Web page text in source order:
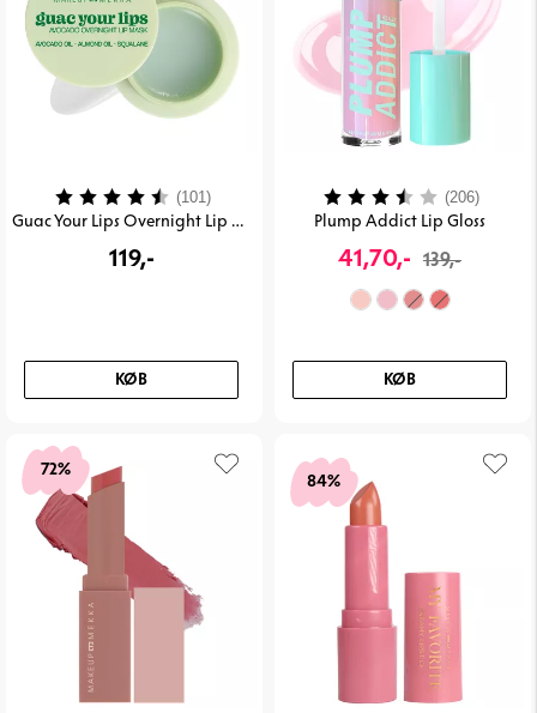
Guac Your Lips Overnight Lip Mask
119,-
KØB
Vurdering: (101) 4.3 ud af 5 stjerner
Plump Addict Lip Gloss
41,70,- 139,-
KØB
Vurdering: (206)
72%
84%